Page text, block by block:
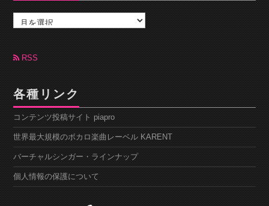
カ
ブ RSS
各種リンク
コンテンツ投稿サイト piapro
世界最大規模のボカロ楽曲レーベル KARENT
バーチャルシンガー・ラインナップ
個人情報の保護について